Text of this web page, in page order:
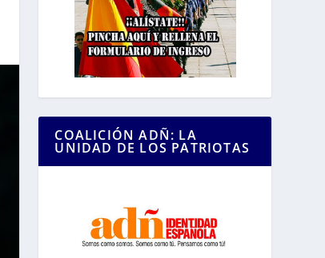
COALICIÓN ADÑ: LA
UNIDAD DE LOS PATRIOTAS